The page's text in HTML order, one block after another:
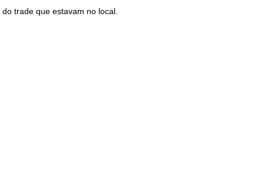
do trade que estavam no local.